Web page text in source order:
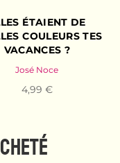
ÉTAIENT DE
COULEURS TES
VACANCES ?
José Noce
4,99 €